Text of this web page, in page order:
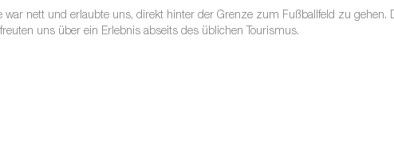
nett und erlaubte uns, direkt hinter der Grenze zum Fußballfeld zu gehen.
uns über ein Erlebnis abseits des üblichen Tourismus.